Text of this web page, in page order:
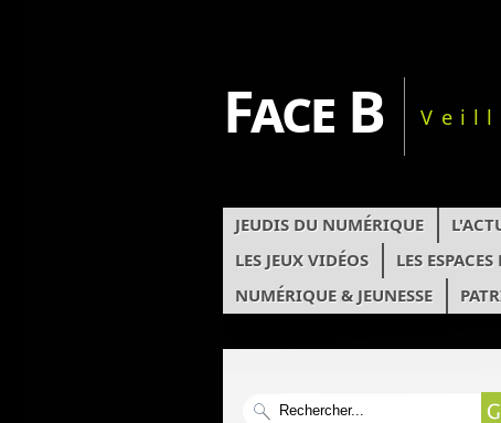
Face B
JEUDIS DU NUMÉRIQUE
LES JEUX VIDÉOS
LES
NUMÉRIQUE & JEUNESSE